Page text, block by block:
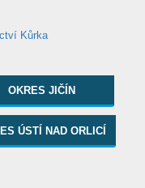
OKRES JIČÍN
ÚSTÍ NAD ORLICÍ